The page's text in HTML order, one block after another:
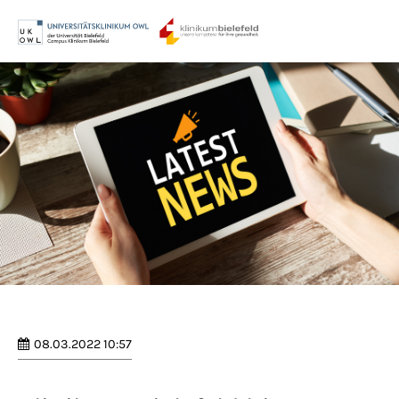
Login
Benutzername
Passwort
Anmelden
08.03.2022 10:57